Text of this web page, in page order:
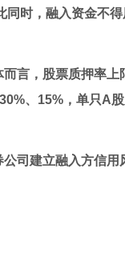
同时，融入资金不
言，股票质押率上
、15%，单只A
司建立融入方信用